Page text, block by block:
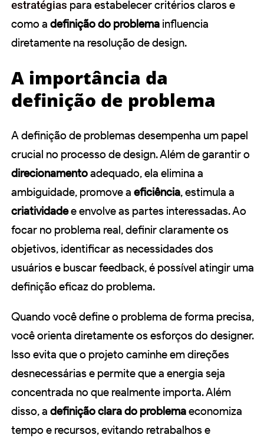
estratégias para estabelecer critérios claros e
como a definição do problema influencia
diretamente na resolução de design.
A importância da
definição de problema
A definição de problemas desempenha um papel
crucial no processo de design. Além de garantir o
direcionamentoadequado, ela elimina a
ambiguidade, promove a eficiência, estimula a
criatividadee envolve as partes interessadas. Ao
focar no problema real, definir claramente os
objetivos, identificar as necessidades dos
usuários e buscar feedback, é possível atingir uma
definição eficaz do problema.
Quando você define o problema de forma precisa,
você orienta diretamente os esforços do designer.
Isso evita que o projeto caminhe em direções
desnecessárias e permite que a energia seja
concentrada no que realmente importa. Além
disso, a definição clara do problemaeconomiza
tempo e recursos, evitando retrabalhos e